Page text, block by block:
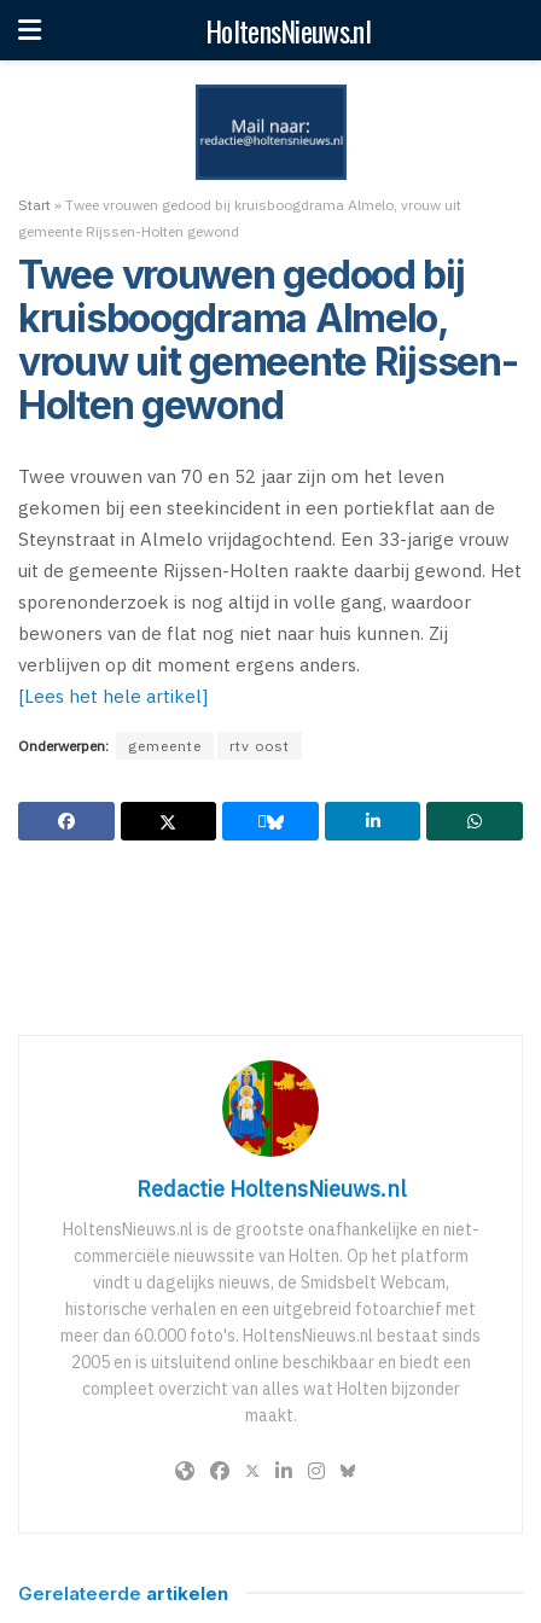
HoltensNieuws.nl
Start » Twee vrouwen gedood bij kruisboogdrama Almelo, vrouw uit
gemeente Rijssen-Holten gewond
Twee vrouwen gedood bij
kruisboogdrama Almelo,
vrouw uit gemeente Rijssen-
Holten gewond
Twee vrouwen van 70 en 52 jaar zijn om het leven
gekomen bij een steekincident in een portiekflat aan de
Steynstraat in Almelo vrijdagochtend. Een 33-jarige vrouw
uit de gemeente Rijssen-Holten raakte daarbij gewond. Het
sporenonderzoek is nog altijd in volle gang, waardoor
bewoners van de flat nog niet naar huis kunnen. Zij
verblijven op dit moment ergens anders.
[Lees het hele artikel]
Onderwerpen: gemeente rtv oost
Redactie HoltensNieuws.nl
HoltensNieuws.nl is de grootste onafhankelijke en niet-
commerciële nieuwssite van Holten. Op het platform
vindt u dagelijks nieuws, de Smidsbelt Webcam,
historische verhalen en een uitgebreid fotoarchief met
meer dan 60.000 foto's. HoltensNieuws.nl bestaat sinds
2005 en is uitsluitend online beschikbaar en biedt een
compleet overzicht van alles wat Holten bijzonder
maakt.
Gerelateerde artikelen